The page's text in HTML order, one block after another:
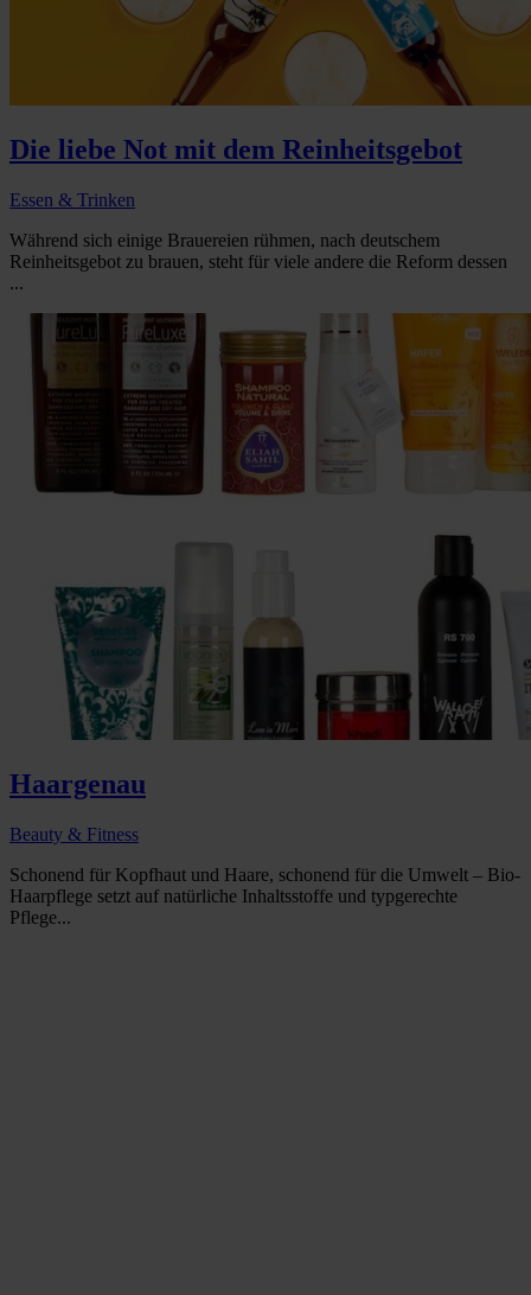
Die liebe Not mit dem Reinheitsgebot
Essen & Trinken
Während sich einige Brauereien rühmen, nach deutschem
Reinheitsgebot zu brauen, steht für viele andere die Reform dessen
...
Haargenau
Beauty & Fitness
Schonend für Kopfhaut und Haare, schonend für die Umwelt – Bio-
Haarpflege setzt auf natürliche Inhaltsstoffe und typgerechte
Pflege...